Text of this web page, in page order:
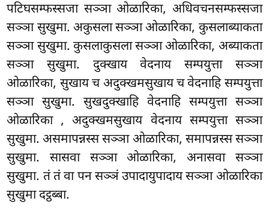
पटिघसम्फस्सजा सञ्ञा ओळारिका, अधिवचनसम्फस्सजा
सञ्ञा सुखुमा. अकुसला सञ्ञा ओळारिका, कुसलाब्याकता
सञ्ञा सुखुमा. कुसलाकुसला सञ्ञा ओळारिका, अब्याकता
सञ्ञा सुखुमा. दुक्खाय वेदनाय सम्पयुत्ता सञ्ञा
ओळारिका, सुखाय च अदुक्खमसुखाय च वेदनाहि सम्पयुत्ता
सञ्ञा सुखुमा. सुखदुक्खाहि वेदनाहि सम्पयुत्ता सञ्ञा
ओळारिका , अदुक्खमसुखाय वेदनाय सम्पयुत्ता सञ्ञा
सुखुमा. असमापन्नस्स सञ्ञा ओळारिका, समापन्नस्स सञ्ञा
सुखुमा. सासवा सञ्ञा ओळारिका, अनासवा सञ्ञा
सुखुमा. तं तं वा पन सञ्ञं उपादायुपादाय सञ्ञा ओळारिका
सुखुमा दट्ठब्बा.